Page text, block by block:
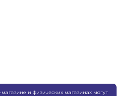
и физических магазинах могут